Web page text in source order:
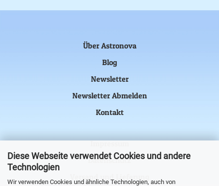
Diese Webseite verwendet Cookies und andere
Technologien
Wir verwenden Cookies und ähnliche Technologien, auch von
Über Astronova
Blog
Newsletter
Newsletter Abmelden
Kontakt
Impressum
Datenschutz